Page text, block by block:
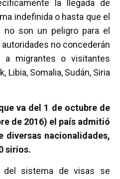
la llegada de
indefinida o hasta que el
no son un peligro para el
no concederán
a migrantes o visitantes
Libia, Somalia, Sudán, Siria
va del 1 de octubre de
de 2016) el país admitió
diversas nacionalidades,
sirios.
del sistema de visas se